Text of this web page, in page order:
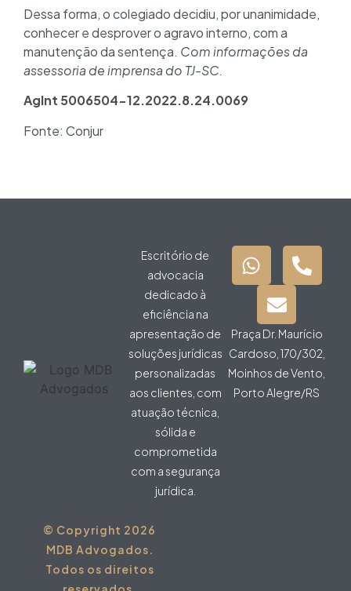
Dessa forma, o colegiado decidiu, por unanimidade,
conhecer e desprover o agravo interno, com a
manutenção da sentença. Com informações da
assessoria de imprensa do TJ-SC.
AgInt 5006504-12.2022.8.24.0069
Fonte: Conjur
Escritório de
advocacia
dedicado à
eficiência na
apresentação de
soluções jurídicas
personalizadas
aos clientes, com
atuação técnica,
sólida e
comprometida
com a segurança
jurídica.
Praça Dr. Maurício
Cardoso, 170/302,
Moinhos de Vento,
Porto Alegre/RS
© Copyright 2026
MDB Advogados.
Todos os direitos